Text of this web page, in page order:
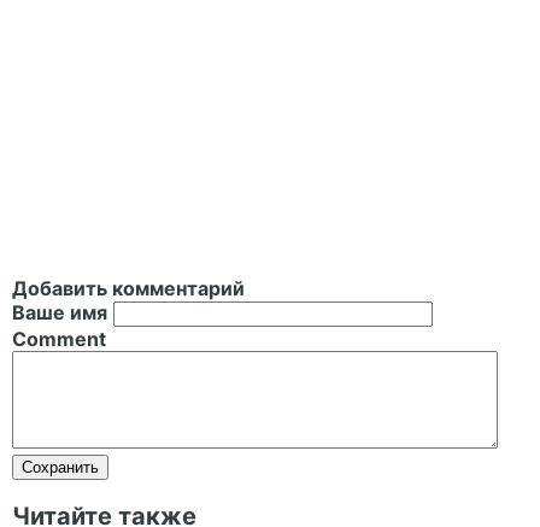
Добавить комментарий
Ваше имя
Comment
Читайте также